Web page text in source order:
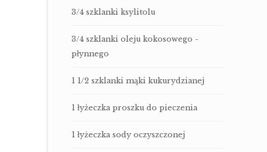
3/4 szklanki ksylitolu
3/4 szklanki oleju kokosowego -
płynnego
1 1/2 szklanki mąki kukurydzianej
1 łyżeczka proszku do pieczenia
1 łyżeczka sody oczyszczonej